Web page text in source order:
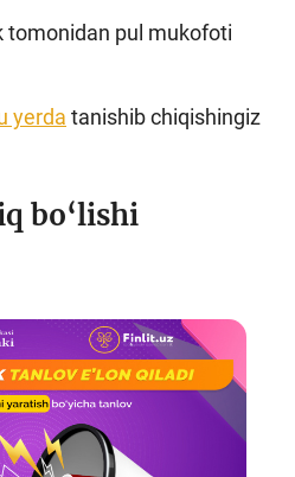
tomonidan pul mukofoti
yerda tanishib chiqishingiz
bo‘lishi